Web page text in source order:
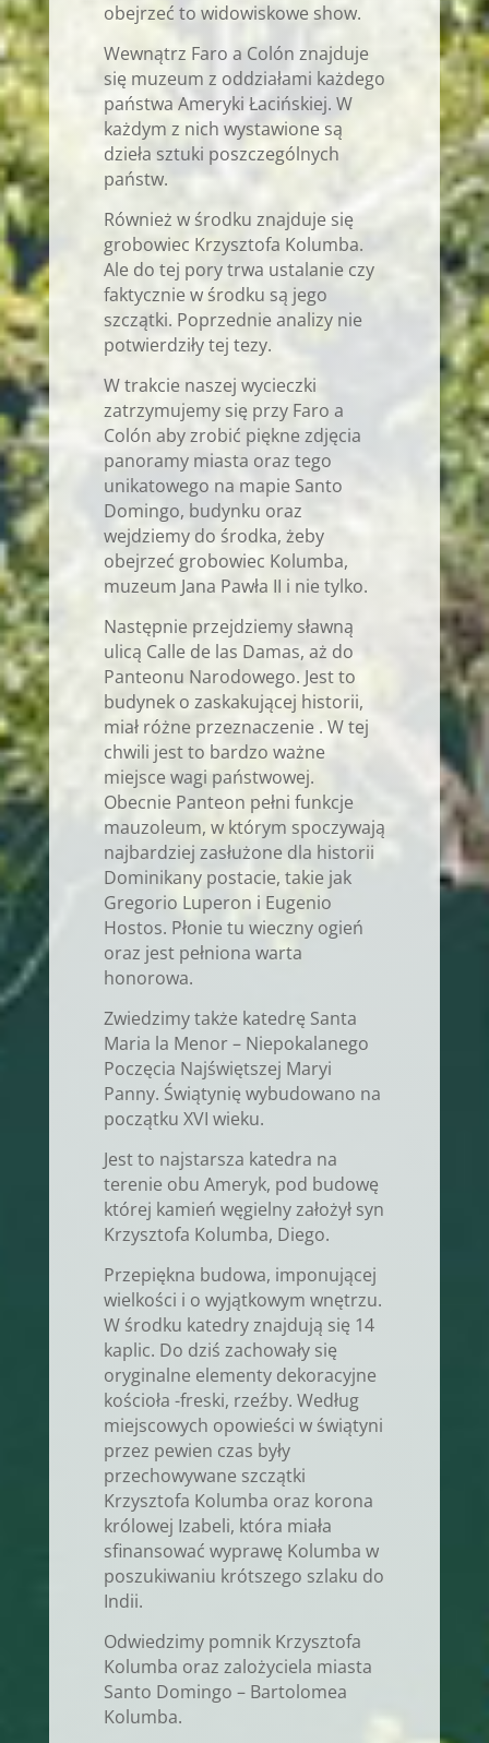
obejrzeć to widowiskowe show.
Wewnątrz Faro a Colón znajduje
się muzeum z oddziałami każdego
państwa Ameryki Łacińskiej. W
każdym z nich wystawione są
dzieła sztuki poszczególnych
państw.
Również w środku znajduje się
grobowiec Krzysztofa Kolumba.
Ale do tej pory trwa ustalanie czy
faktycznie w środku są jego
szczątki. Poprzednie analizy nie
potwierdziły tej tezy.
W trakcie naszej wycieczki
zatrzymujemy się przy Faro a
Colón aby zrobić piękne zdjęcia
panoramy miasta oraz tego
unikatowego na mapie Santo
Domingo, budynku oraz
wejdziemy do środka, żeby
obejrzeć grobowiec Kolumba,
muzeum Jana Pawła II i nie tylko.
Następnie przejdziemy sławną
ulicą Calle de las Damas, aż do
Panteonu Narodowego. Jest to
budynek o zaskakującej historii,
miał różne przeznaczenie . W tej
chwili jest to bardzo ważne
miejsce wagi państwowej.
Obecnie Panteon pełni funkcje
mauzoleum, w którym spoczywają
najbardziej zasłużone dla historii
Dominikany postacie, takie jak
Gregorio Luperon i Eugenio
Hostos. Płonie tu wieczny ogień
oraz jest pełniona warta
honorowa.
Zwiedzimy także katedrę Santa
Maria la Menor – Niepokalanego
Poczęcia Najświętszej Maryi
Panny. Świątynię wybudowano na
początku XVI wieku.
Jest to najstarsza katedra na
terenie obu Ameryk, pod budowę
której kamień węgielny założył syn
Krzysztofa Kolumba, Diego.
Przepiękna budowa, imponującej
wielkości i o wyjątkowym wnętrzu.
W środku katedry znajdują się 14
kaplic. Do dziś zachowały się
oryginalne elementy dekoracyjne
kościoła -freski, rzeźby. Według
miejscowych opowieści w świątyni
przez pewien czas były
przechowywane szczątki
Krzysztofa Kolumba oraz korona
królowej Izabeli, która miała
sfinansować wyprawę Kolumba w
poszukiwaniu krótszego szlaku do
Indii.
Odwiedzimy pomnik Krzysztofa
Kolumba oraz zalożyciela miasta
Santo Domingo – Bartolomea
Kolumba.